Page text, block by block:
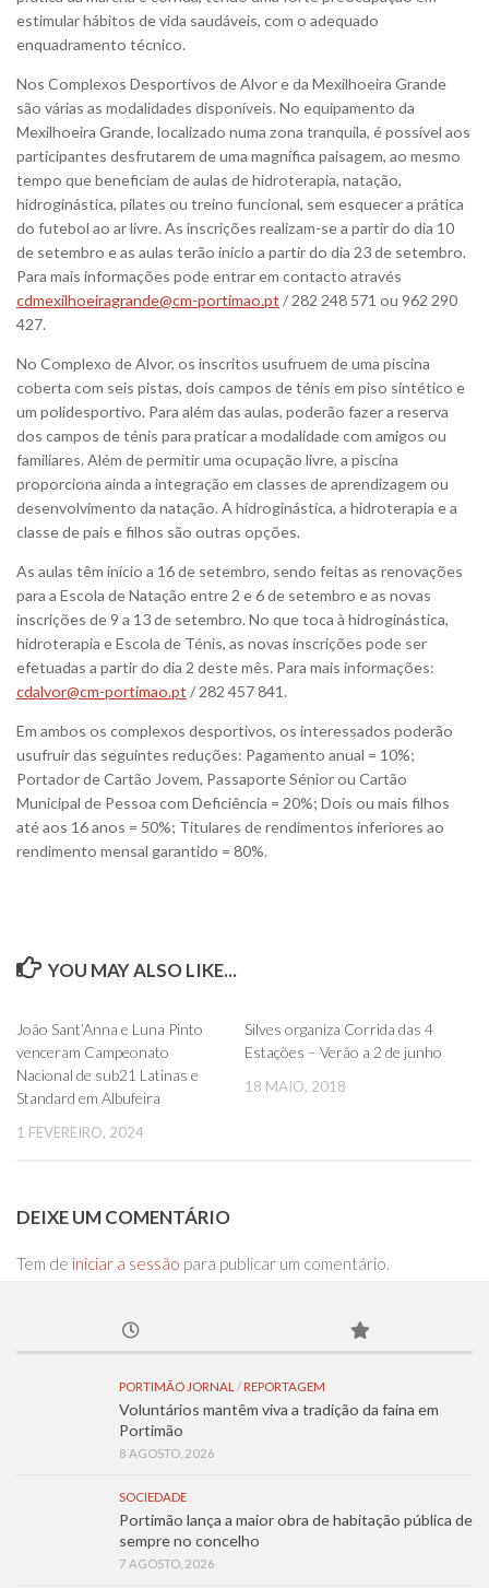
estimular hábitos de vida saudáveis, com o adequado
enquadramento técnico.
Nos Complexos Desportivos de Alvor e da Mexilhoeira Grande
são várias as modalidades disponíveis. No equipamento da
Mexilhoeira Grande, localizado numa zona tranquila, é possível aos
participantes desfrutarem de uma magnífica paisagem, ao mesmo
tempo que beneficiam de aulas de hidroterapia, natação,
hidroginástica, pilates ou treino funcional, sem esquecer a prática
do futebol ao ar livre. As inscrições realizam-se a partir do dia 10
de setembro e as aulas terão início a partir do dia 23 de setembro.
Para mais informações pode entrar em contacto através
cdmexilhoeiragrande@cm-portimao.pt / 282 248 571 ou 962 290
427.
No Complexo de Alvor, os inscritos usufruem de uma piscina
coberta com seis pistas, dois campos de ténis em piso sintético e
um polidesportivo. Para além das aulas, poderão fazer a reserva
dos campos de ténis para praticar a modalidade com amigos ou
familiares. Além de permitir uma ocupação livre, a piscina
proporciona ainda a integração em classes de aprendizagem ou
desenvolvimento da natação. A hidroginástica, a hidroterapia e a
classe de pais e filhos são outras opções.
As aulas têm início a 16 de setembro, sendo feitas as renovações
para a Escola de Natação entre 2 e 6 de setembro e as novas
inscrições de 9 a 13 de setembro. No que toca à hidroginástica,
hidroterapia e Escola de Ténis, as novas inscrições pode ser
efetuadas a partir do dia 2 deste mês. Para mais informações:
cdalvor@cm-portimao.pt / 282 457 841.
Em ambos os complexos desportivos, os interessados poderão
usufruir das seguintes reduções: Pagamento anual = 10%;
Portador de Cartão Jovem, Passaporte Sénior ou Cartão
Municipal de Pessoa com Deficiência = 20%; Dois ou mais filhos
até aos 16 anos = 50%; Titulares de rendimentos inferiores ao
rendimento mensal garantido = 80%.
YOU MAY ALSO LIKE...
João Sant’Anna e Luna Pinto
venceram Campeonato
Nacional de sub21 Latinas e
Standard em Albufeira
1 FEVEREIRO, 2024
Silves organiza Corrida das 4
Estações – Verão a 2 de junho
18 MAIO, 2018
DEIXE UM COMENTÁRIO
Tem de iniciar a sessão para publicar um comentário.
PORTIMÃO JORNAL / REPORTAGEM
Voluntários mantêm viva a tradição da faina em
Portimão
8 AGOSTO, 2026
SOCIEDADE
Portimão lança a maior obra de habitação pública de
sempre no concelho
7 AGOSTO, 2026